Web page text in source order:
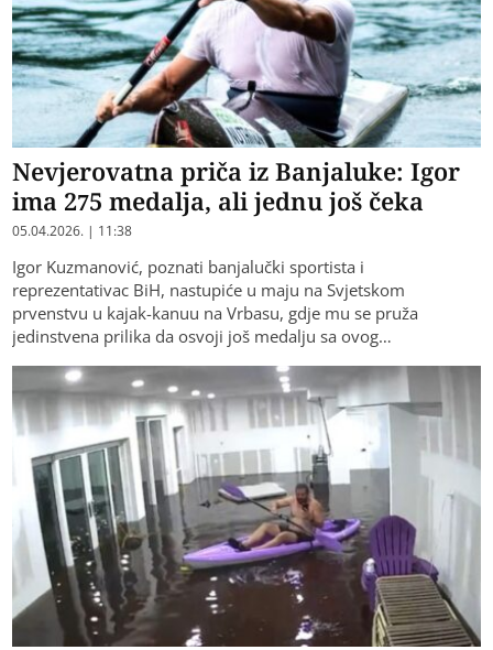
Nevjerovatna priča iz Banjaluke: Igor
ima 275 medalja, ali jednu još čeka
05.04.2026. | 11:38
Igor Kuzmanović, poznati banjalučki sportista i
reprezentativac BiH, nastupiće u maju na Svjetskom
prvenstvu u kajak-kanuu na Vrbasu, gdje mu se pruža
jedinstvena prilika da osvoji još medalju sa ovog…